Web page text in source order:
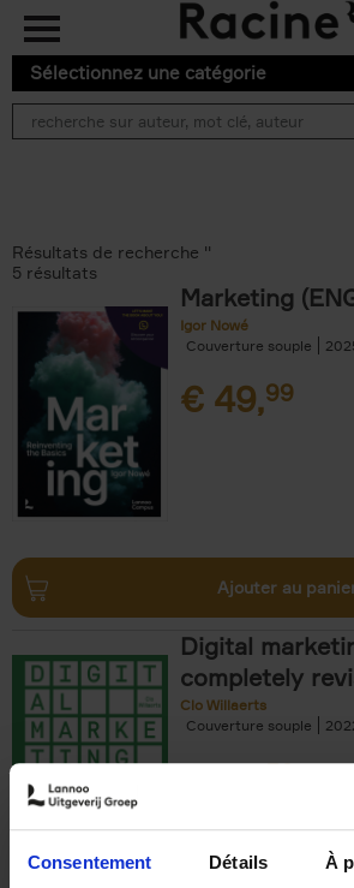
Consentement Détails À
Aller au contenu principal
Sélectionnez une catégorie
Résultats de recherche ''
5 résultats
Marketing
Igor Nowé
Couverture souple
€ 49,99
Ajouter au
Digital
completely
Clo Willaerts
Couverture souple
€35,50